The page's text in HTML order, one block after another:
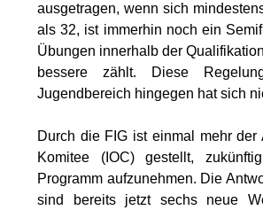
ausgetragen, wenn sich
als 32, ist immerhin noch ein
Übungen innerhalb der
bessere zählt. Diese
Jugendbereich hingegen hat sich
Durch die FIG ist einmal mehr
Komitee (IOC) gestellt,
Programm aufzunehmen. Die
sind bereits jetzt sechs neue